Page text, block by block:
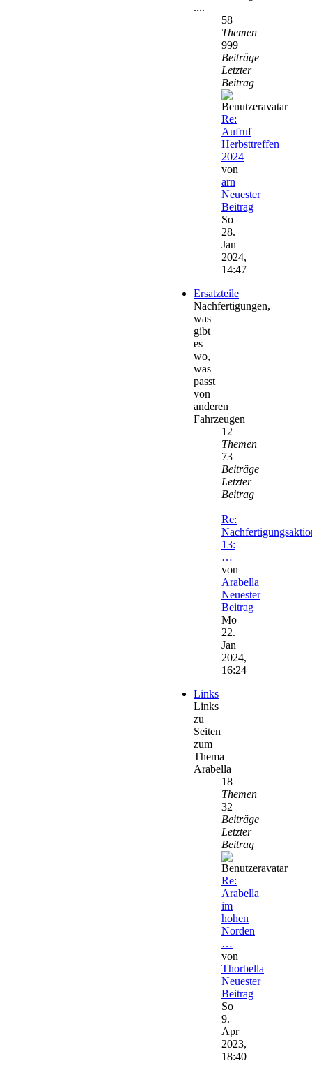
....
58
Themen
999
Beiträge
Letzter
Beitrag
Re:
Aufruf
Herbsttreffen
2024
von
arn
Neuester
Beitrag
So
28.
Jan
2024,
14:47
Ersatzteile
Nachfertigungen,
was
gibt
es
wo,
was
passt
von
anderen
Fahrzeugen
12
Themen
73
Beiträge
Letzter
Beitrag
Re:
13:
…
von
Arabella
Neuester
Beitrag
Mo
22.
Jan
2024,
16:24
Links
Links
zu
Seiten
zum
Thema
Arabella
18
Themen
32
Beiträge
Letzter
Beitrag
Re:
Arabella
im
hohen
Norden
…
von
Thorbella
Neuester
Beitrag
So
9.
Apr
2023,
18:40